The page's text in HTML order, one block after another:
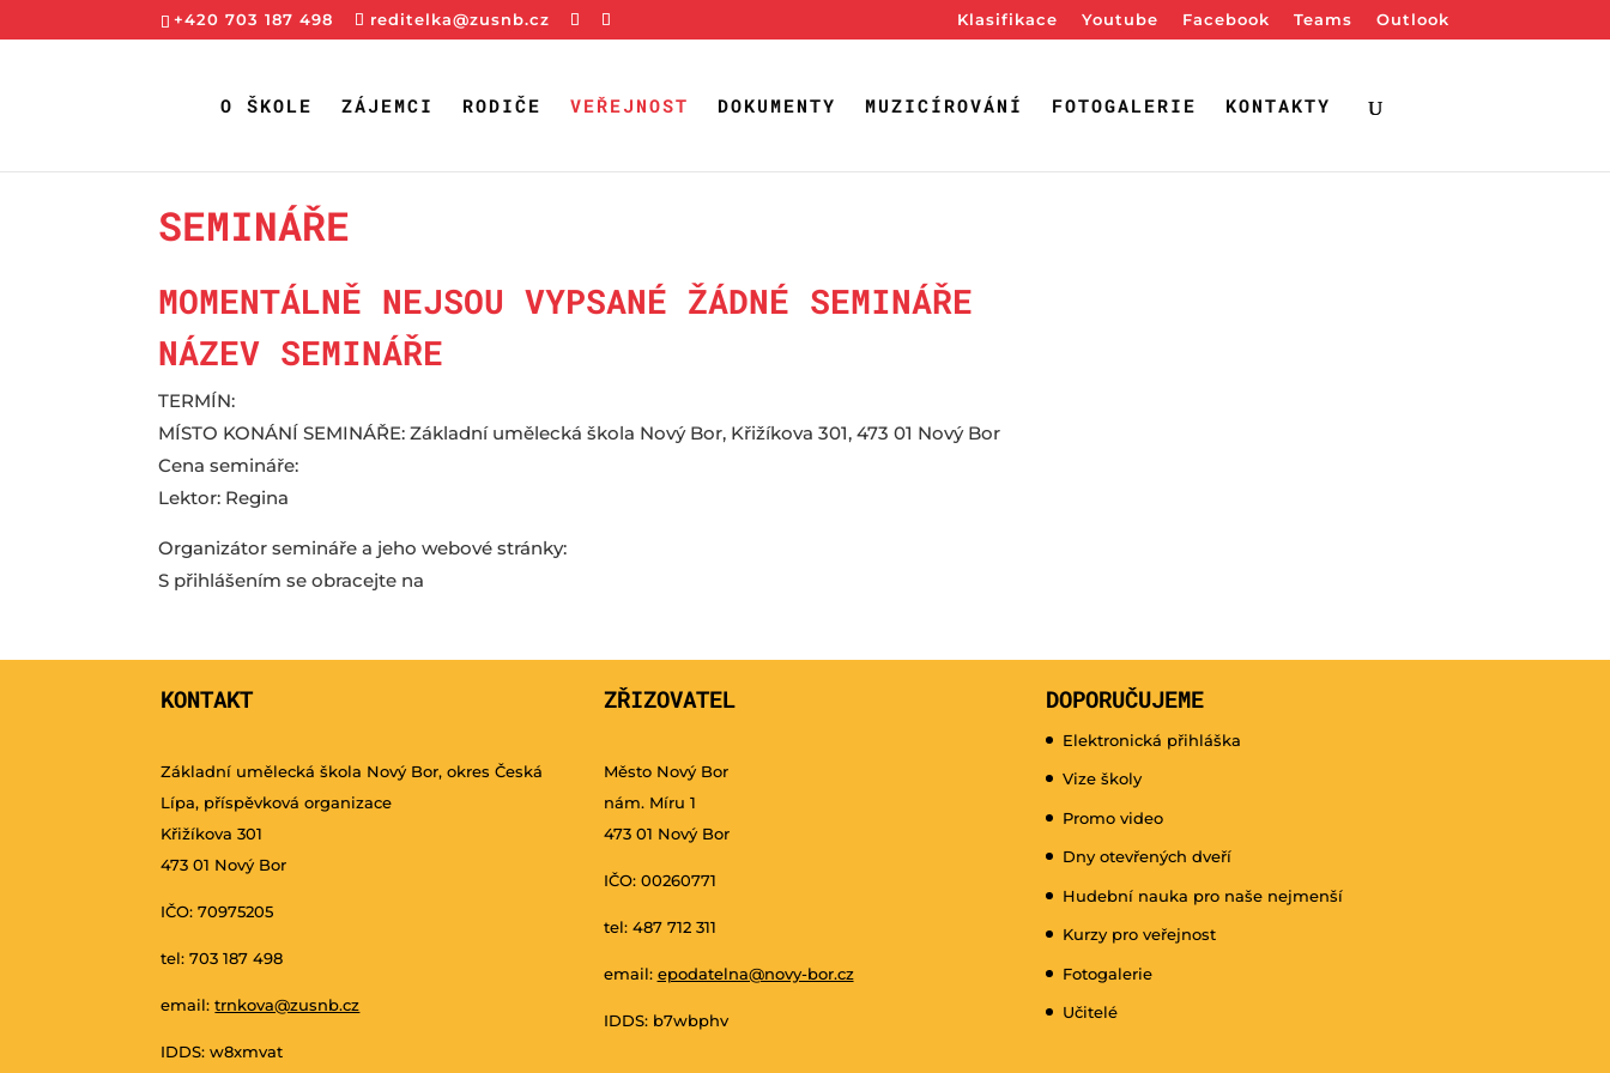
+420 703 187 498 reditelka@zusnb.cz Klasifikace Youtube Facebook Teams Outlook
O ŠKOLE ZÁJEMCI RODIČE VEŘEJNOST DOKUMENTY MUZICÍROVÁNÍ FOTOGALERIE KONTAKTY
SEMINÁŘE
MOMENTÁLNĚ NEJSOU VYPSANÉ ŽÁDNÉ SEMINÁŘE
NÁZEV SEMINÁŘE
TERMÍN:
MÍSTO KONÁNÍ SEMINÁŘE: Základní umělecká škola Nový Bor, Křižíkova 301, 473 01 Nový Bor
Cena semináře:
Lektor: Regina
Organizátor semináře a jeho webové stránky:
S přihlášením se obracejte na
KONTAKT
Základní umělecká škola Nový Bor, okres Česká
Lípa, příspěvková organizace
Křižíkova 301
473 01 Nový Bor
IČO: 70975205
tel: 703 187 498
email:trnkova@zusnb.cz
IDDS: w8xmvat
ZŘIZOVATEL
Město Nový Bor
nám. Míru 1
473 01 Nový Bor
IČO: 00260771
tel: 487 712 311
email: epodatelna@novy-bor.cz
IDDS: b7wbphv
DOPORUČUJEME
Elektronická přihláška
Vize školy
Promo video
Dny otevřených dveří
Hudební nauka pro naše nejmenší
Kurzy pro veřejnost
Fotogalerie
Učitelé